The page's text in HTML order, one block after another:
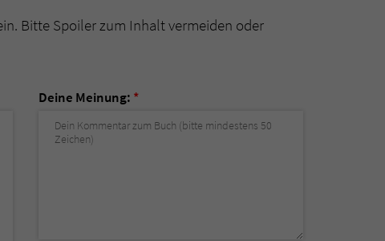
Bitte Spoiler zum Inhalt vermeiden oder
Deine Meinung: *